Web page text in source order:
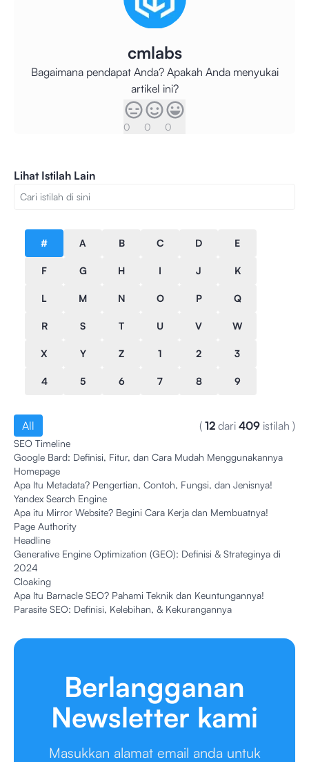
cmlabs
Bagaimana pendapat Anda? Apakah Anda menyukai
artikel ini?
0 0 0
Lihat Istilah Lain
# A B C D E
F G H I J K
L M N O P Q
R S T U V W
X Y Z 1 2 3
4 5 6 7 8 9
All ( 12 dari 409 istilah )
SEO Timeline
Google Bard: Definisi, Fitur, dan Cara Mudah Menggunakannya
Homepage
Apa Itu Metadata? Pengertian, Contoh, Fungsi, dan Jenisnya!
Yandex Search Engine
Apa itu Mirror Website? Begini Cara Kerja dan Membuatnya!
Page Authority
Headline
Generative Engine Optimization (GEO): Definisi & Strateginya di
2024
Cloaking
Apa Itu Barnacle SEO? Pahami Teknik dan Keuntungannya!
Parasite SEO: Definisi, Kelebihan, & Kekurangannya
Berlangganan
Newsletter kami
Masukkan alamat email anda untuk